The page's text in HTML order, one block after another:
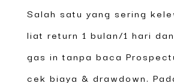
Salah satu yang sering
liat return 1 bulan/1 hari
gas in tanpa baca
cek biaya & drawdown.